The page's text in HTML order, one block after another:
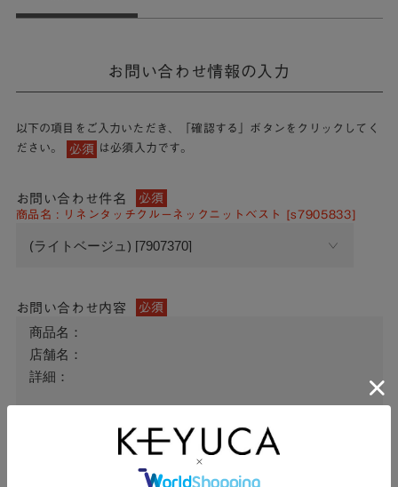
お問い合わせ情報の入力
以下の項目をご入力いただき、「確認する」ボタンをクリックしてく
ださい。
必須 は必須入力です。
お問い合わせ件名 必須
商品名 : リネンタッチクルーネックニットベスト [s7905833]
お問い合わせ内容 必須